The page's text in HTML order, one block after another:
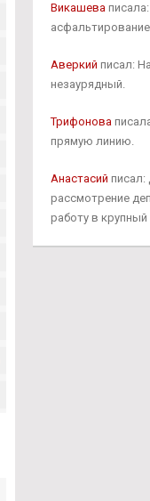
Викашева
Аверкий писал:
незаурядный.
Трифонова
прямую линию.
Анастасий
рассмотрение
работу в крупный